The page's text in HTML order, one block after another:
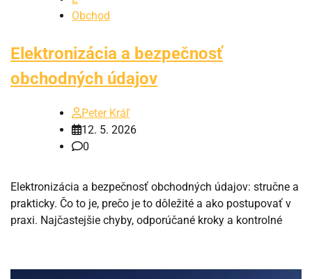
Obchod
Elektronizácia a bezpečnosť
obchodných údajov
Peter Kráľ
12. 5. 2026
0
Elektronizácia a bezpečnosť obchodných údajov: stručne a
prakticky. Čo to je, prečo je to dôležité a ako postupovať v
praxi. Najčastejšie chyby, odporúčané kroky a kontrolné